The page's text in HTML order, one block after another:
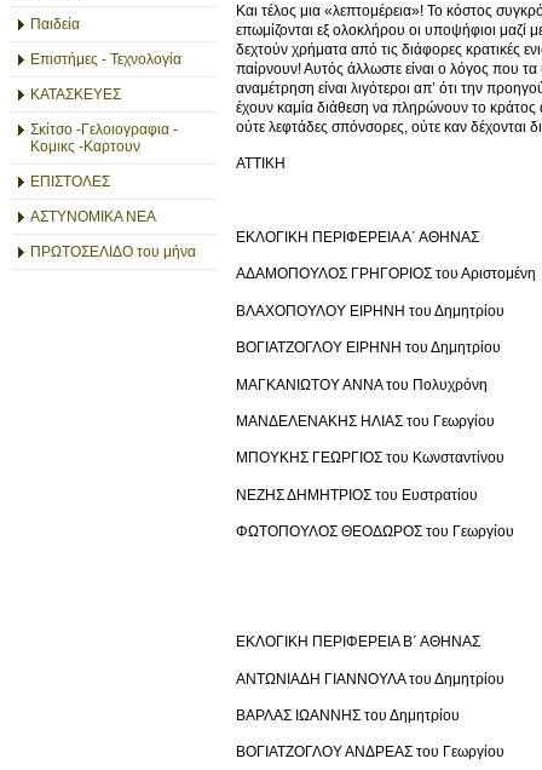
Παιδεία
Επιστήμες - Τεχνολογία
ΚΑΤΑΣΚΕΥΕΣ
Σκίτσο -Γελοιογραφια -
Κομικς -Καρτουν
ΕΠΙΣΤΟΛΕΣ
ΑΣΤΥΝΟΜΙΚΑ ΝΕΑ
ΠΡΩΤΟΣΕΛΙΔΟ του μήνα
Και τέλος μια «λεπτομέρεια»! Το κόστος
επωμίζονται εξ ολοκλήρου οι υποψήφιοι μαζί
δεχτούν χρήματα από τις διάφορες κρατικές
παίρνουν! Αυτός άλλωστε είναι ο λόγος που
αναμέτρηση είναι λιγότεροι απ’ ότι την
έχουν καμία διάθεση να πληρώνουν το κράτος
ούτε λεφτάδες σπόνσορες, ούτε καν δέχονται
ΑΤΤΙΚΗ
ΕΚΛΟΓΙΚΗ ΠΕΡΙΦΕΡΕΙΑ Α΄ ΑΘΗΝΑΣ
ΑΔΑΜΟΠΟΥΛΟΣ ΓΡΗΓΟΡΙΟΣ του Αριστομένη
ΒΛΑΧΟΠΟΥΛΟΥ ΕΙΡΗΝΗ του Δημητρίου
ΒΟΓΙΑΤΖΟΓΛΟΥ ΕΙΡΗΝΗ του Δημητρίου
ΜΑΓΚΑΝΙΩΤΟΥ ΑΝΝΑ του Πολυχρόνη
ΜΑΝΔΕΛΕΝΑΚΗΣ ΗΛΙΑΣ του Γεωργίου
ΜΠΟΥΚΗΣ ΓΕΩΡΓΙΟΣ του Κωνσταντίνου
ΝΕΖΗΣ ΔΗΜΗΤΡΙΟΣ του Ευστρατίου
ΦΩΤΟΠΟΥΛΟΣ ΘΕΟΔΩΡΟΣ του Γεωργίου
ΕΚΛΟΓΙΚΗ ΠΕΡΙΦΕΡΕΙΑ Β΄ ΑΘΗΝΑΣ
ΑΝΤΩΝΙΑΔΗ ΓΙΑΝΝΟΥΛΑ του Δημητρίου
ΒΑΡΛΑΣ ΙΩΑΝΝΗΣ του Δημητρίου
ΒΟΓΙΑΤΖΟΓΛΟΥ ΑΝΔΡΕΑΣ του Γεωργίου